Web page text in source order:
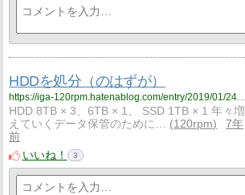
HDDを処分（のはずが）
HDD 8TB × 3、6TB × 1、 SSD 1TB × 1 年々増
えていくデータ保管のために…
120rpm
7年
前
いいね！
3